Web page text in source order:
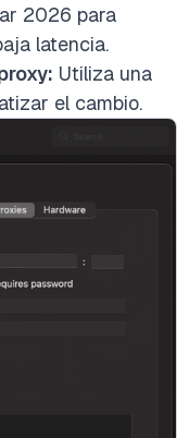
2026 para
latencia.
Utiliza una
el cambio.